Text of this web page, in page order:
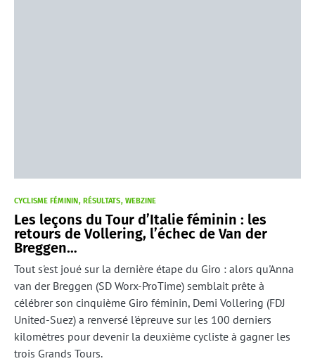
CYCLISME FÉMININ RÉSULTATS WEBZINE
Les leçons du Tour d’Italie féminin : les
retours de Vollering, l’échec de Van der
Breggen…
Tout s'est joué sur la dernière étape du Giro : alors qu'Anna
van der Breggen (SD Worx-ProTime) semblait prête à
célébrer son cinquième Giro féminin, Demi Vollering (FDJ
United-Suez) a renversé l'épreuve sur les 100 derniers
kilomètres pour devenir la deuxième cycliste à gagner les
trois Grands Tours.